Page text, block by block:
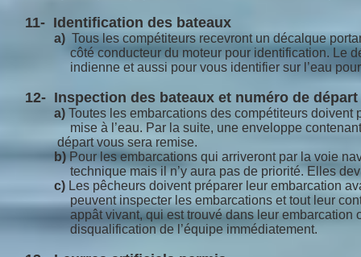
11- Identification des bateaux
a) Tous les compétiteurs recevront un décalque
côté conducteur du moteur pour identification. Le
indienne et aussi pour vous identifier sur l’eau pour
12- Inspection des bateaux et numéro de départ
a) Toutes les embarcations des compétiteurs
mise à l’eau. Par la suite, une enveloppe
départ vous sera remise.
b) Pour les embarcations qui arriveront par la voie
technique mais il n’y aura pas de priorité. Elles
c) Les pêcheurs doivent préparer leur embarcation
peuvent inspecter les embarcations et tout leur
appât vivant, qui est trouvé dans leur embarcation ou
disqualification de l’équipe immédiatement.